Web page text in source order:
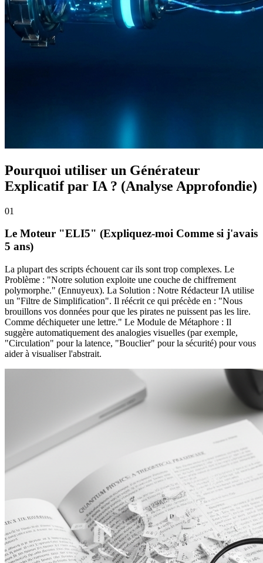
Pourquoi utiliser un Générateur
Explicatif par IA ? (Analyse Approfondie)
01
Le Moteur "ELI5" (Expliquez-moi Comme si j'avais
5 ans)
La plupart des scripts échouent car ils sont trop complexes. Le
Problème : "Notre solution exploite une couche de chiffrement
polymorphe." (Ennuyeux). La Solution : Notre Rédacteur IA utilise
un "Filtre de Simplification". Il réécrit ce qui précède en : "Nous
brouillons vos données pour que les pirates ne puissent pas les lire.
Comme déchiqueter une lettre." Le Module de Métaphore : Il
suggère automatiquement des analogies visuelles (par exemple,
"Circulation" pour la latence, "Bouclier" pour la sécurité) pour vous
aider à visualiser l'abstrait.